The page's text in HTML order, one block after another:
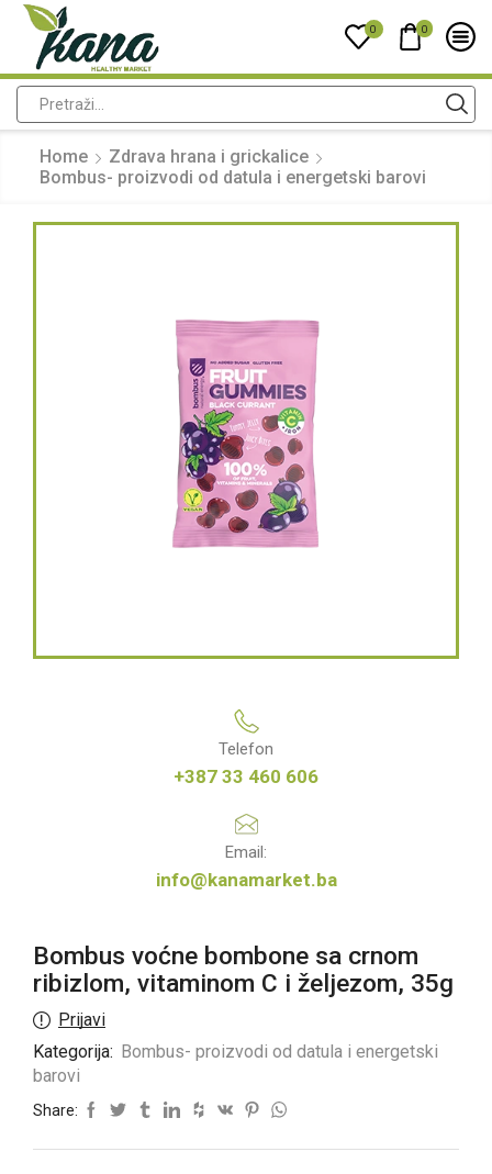
0 0
Home
Zdrava hrana i grickalice
Bombus- proizvodi od datula i energetski barovi
Telefon
+387 33 460 606
Email:
info@kanamarket.ba
Bombus voćne bombone sa crnom
ribizlom, vitaminom C i željezom, 35g
Prijavi
Kategorija: Bombus- proizvodi od datula i energetski
barovi
Share: